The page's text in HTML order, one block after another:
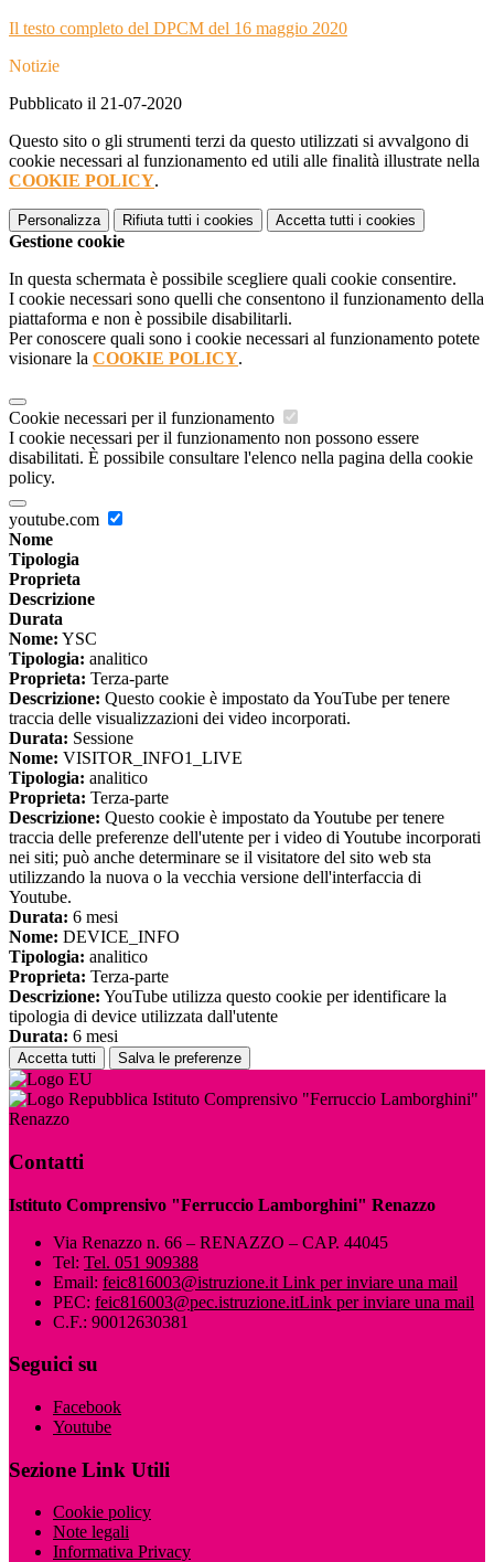
Il testo completo del DPCM del 16 maggio 2020
Notizie
Pubblicato il 21-07-2020
Questo sito o gli strumenti terzi da questo utilizzati si avvalgono di
cookie necessari al funzionamento ed utili alle finalità illustrate nella
COOKIE POLICY.
Personalizza Rifiuta tutti i cookies Accetta tutti i cookies
Gestione cookie
In questa schermata è possibile scegliere quali cookie consentire.
I cookie necessari sono quelli che consentono il funzionamento della
piattaforma e non è possibile disabilitarli.
Per conoscere quali sono i cookie necessari al funzionamento potete
visionare la COOKIE POLICY.
Cookie necessari per il funzionamento
I cookie necessari per il funzionamento non possono essere
disabilitati. È possibile consultare l'elenco nella pagina della cookie
policy.
youtube.com
Nome
Tipologia
Proprieta
Descrizione
Durata
Nome: YSC
Tipologia: analitico
Proprieta: Terza-parte
Descrizione: Questo cookie è impostato da YouTube per tenere
traccia delle visualizzazioni dei video incorporati.
Durata: Sessione
Nome: VISITOR_INFO1_LIVE
Tipologia: analitico
Proprieta: Terza-parte
Descrizione: Questo cookie è impostato da Youtube per tenere
traccia delle preferenze dell'utente per i video di Youtube incorporati
nei siti; può anche determinare se il visitatore del sito web sta
utilizzando la nuova o la vecchia versione dell'interfaccia di
Youtube.
Durata: 6 mesi
Nome: DEVICE_INFO
Tipologia: analitico
Proprieta: Terza-parte
Descrizione: YouTube utilizza questo cookie per identificare la
tipologia di device utilizzata dall'utente
Durata: 6 mesi
Accetta tutti Salva le preferenze
Istituto Comprensivo "Ferruccio Lamborghini"
Renazzo
Contatti
Istituto Comprensivo "Ferruccio Lamborghini" Renazzo
Via Renazzo n. 66 – RENAZZO – CAP. 44045
Tel: Tel. 051 909388
Email: feic816003@istruzione.it Link per inviare una mail
PEC: feic816003@pec.istruzione.itLink per inviare una mail
C.F.: 90012630381
Seguici su
Facebook
Youtube
Sezione Link Utili
Cookie policy
Note legali
Informativa Privacy